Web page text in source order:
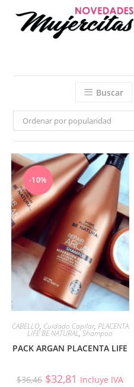
Buscar
Ordenar por popularidad
-10%
CABELLO, Cuidado Capilar, PLACENTA
LIFE BE NATURAL,Shampoo
PACK ARGAN PLACENTA LIFE
$36,46 $32,81 Incluye IVA